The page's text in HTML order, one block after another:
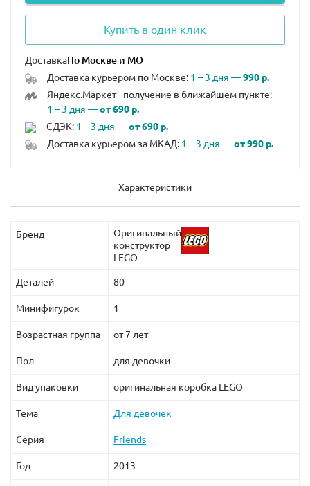
Купить в один клик
Доставка
Доставка курьером по Москве: 1 – 3 дня —990 р.
Яндекс.Маркет - получение в ближайшем пункте:
1 – 3 дня —от 690 р.
СДЭК: 1 – 3 дня —от 690 р.
Доставка курьером за МКАД: 1 – 3 дня —от 990 р.
Характеристики
Бренд
Оригинальный
конструктор
LEGO
Деталей 80
Минифигурок 1
Возрастная группа от 7 лет
Пол для девочки
Вид упаковки оригинальная коробка LEGO
Тема Для девочек
Серия Friends
Год 2013